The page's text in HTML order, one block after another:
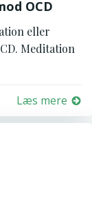
OCD
eller
Meditation
Læs mere